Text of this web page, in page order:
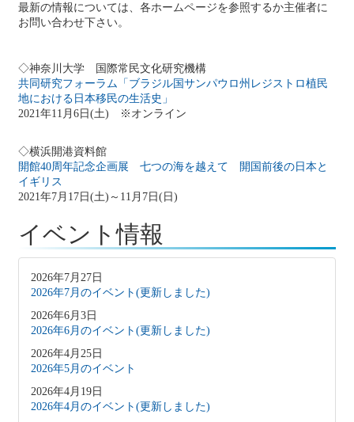
最新の情報については、各ホームページを参照するか主催者に
お問い合わせ下さい。
◇神奈川大学 国際常民文化研究機構
共同研究フォーラム「ブラジル国サンパウロ州レジストロ植民
地における日本移民の生活史」
2021年11月6日(土) ※オンライン
◇横浜開港資料館
開館40周年記念企画展 七つの海を越えて 開国前後の日本と
イギリス
2021年7月17日(土)～11月7日(日)
イベント情報
2026年7月27日
2026年7月のイベント(更新しました)
2026年6月3日
2026年6月のイベント(更新しました)
2026年4月25日
2026年5月のイベント
2026年4月19日
2026年4月のイベント(更新しました)